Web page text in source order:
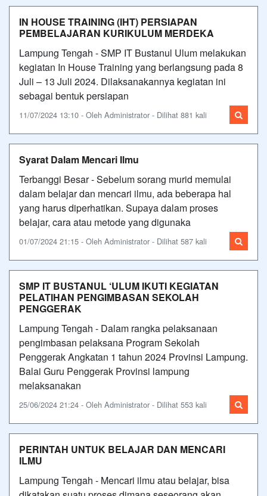
IN HOUSE TRAINING (IHT) PERSIAPAN
PEMBELAJARAN KURIKULUM MERDEKA
Lampung Tengah - SMP IT Bustanul Ulum melakukan
kegiatan In House Training yang berlangsung pada 8
Juli – 13 Juli 2024. Dilaksanakannya kegiatan ini
sebagai bentuk persiapan
11/07/2024 13:10 - Oleh Administrator - Dilihat 881 kali
Syarat Dalam Mencari Ilmu
Terbanggi Besar - Sebelum sorang murid memulai
dalam belajar dan mencari ilmu, ada beberapa hal
yang harus diperhatikan. Supaya dalam proses
belajar, cara atau metode yang digunaka
01/07/2024 21:15 - Oleh Administrator - Dilihat 587 kali
SMP IT BUSTANUL ‘ULUM IKUTI KEGIATAN
PELATIHAN PENGIMBASAN SEKOLAH
PENGGERAK
Lampung Tengah - Dalam rangka pelaksanaan
pengimbasan pelaksana Program Sekolah
Penggerak Angkatan 1 tahun 2024 Provinsi Lampung.
Balai Guru Penggerak Provinsi lampung
melaksanakan
25/06/2024 21:24 - Oleh Administrator - Dilihat 553 kali
PERINTAH UNTUK BELAJAR DAN MENCARI
ILMU
Lampung Tengah - Mencari ilmu atau belajar, bisa